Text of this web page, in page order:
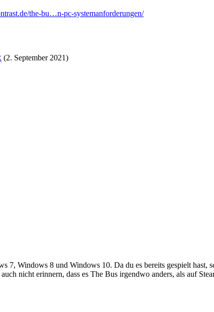
the-bu…n-pc-systemanforderungen/
(2. September 2021)
7, Windows 8 und Windows 10. Da du es bereits gespielt
nicht erinnern, dass es The Bus irgendwo anders, als auf